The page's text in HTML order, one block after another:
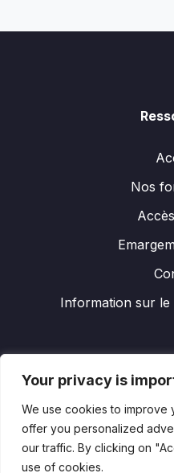
Your privacy is
We use cookies to improve
offer you personalized
our traffic. By clicking on
use of cookies.
Nos
Information sur